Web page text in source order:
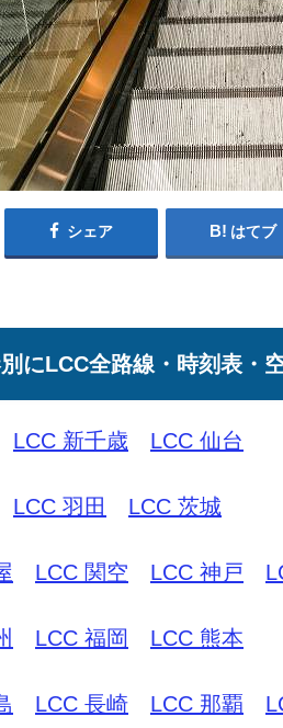
シェア はてブ
にLCC全路線・時刻表・
LCC 新千歳 LCC 仙台
LCC 羽田 LCC 茨城
LCC 関空 LCC 神戸
LCC 福岡 LCC 熊本
LCC 長崎 LCC 那覇